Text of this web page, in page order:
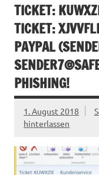
TICKET:
TICKET:
PAYPAL (
PHISHING!
1. August 2018
hinterlassen